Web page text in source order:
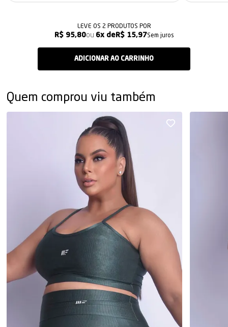
LEVE OS 2 PRODUTOS
R$ 95,80 6x R$ 15,97Sem juros
Quem comprou viu também